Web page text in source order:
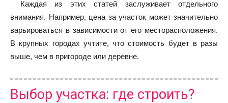
Каждая из этих статей заслуживает отдельного
внимания. Например, цена за участок может значительно
варьироваться в зависимости от его месторасположения.
В крупных городах учтите, что стоимость будет в разы
выше, чем в пригороде или деревне.
Выбор участка: где строить?